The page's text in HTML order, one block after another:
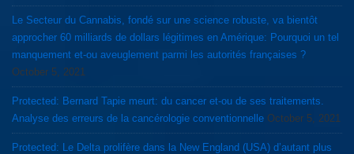
Le Secteur du Cannabis, fondé sur une science robuste, va bientôt
approcher 60 milliards de dollars légitimes en Amérique: Pourquoi un tel
manquement et-ou aveuglement parmi les autorités françaises ?
October 5, 2021
Protected: Bernard Tapie meurt: du cancer et-ou de ses traitements.
Analyse des erreurs de la cancérologie conventionnelle October 5, 2021
Protected: Le Delta prolifère dans la New England (USA) d’autant plus